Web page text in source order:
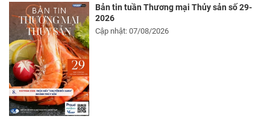
Bản tin tuần Thương mại Thủy sản số 29-
2026
Cập nhật: 07/08/2026